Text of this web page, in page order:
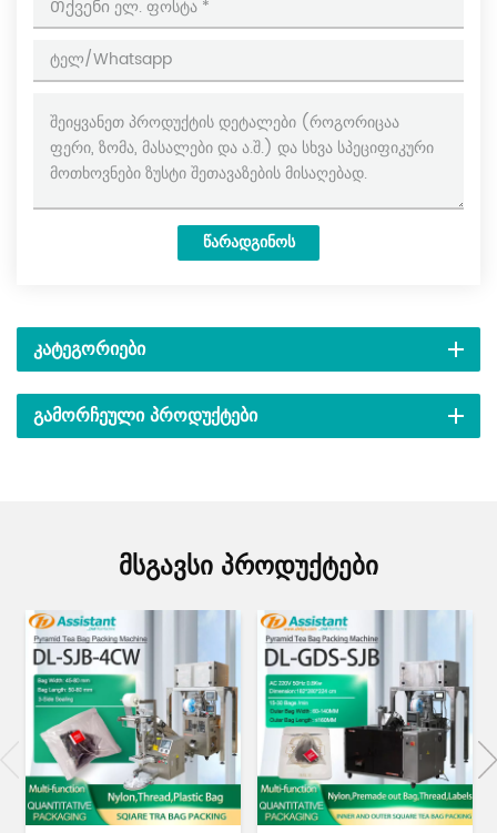
Წარადგინოს
ᲙᲐᲢᲔᲒᲝᲠᲘᲔᲑᲘ
ᲒᲐᲛᲝᲠᲩᲔᲣᲚᲘ ᲞᲠᲝᲓᲣᲥᲢᲔᲑᲘ
ᲛᲡᲒᲐᲕᲡᲘ ᲞᲠᲝᲓᲣᲥᲢᲔᲑᲘ